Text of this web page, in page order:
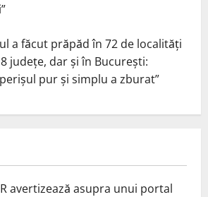
a făcut prăpăd în 72 de localități
județe, dar și în București:
pur și simplu a zburat”
avertizează asupra unui portal